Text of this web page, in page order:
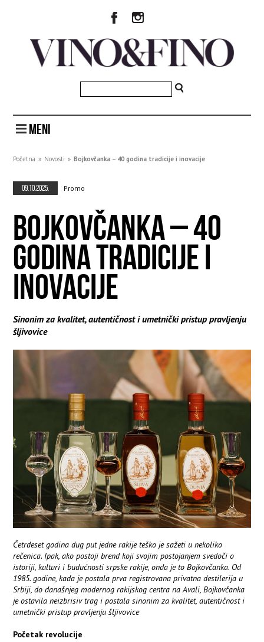
MENI
Početna » Novosti » Bojkovčanka – 40 godina tradicije i inovacije
09.10.2025. Promo
BOJKOVČANKA – 40
GODINA TRADICIJE I
INOVACIJE
Sinonim za kvalitet, autentičnost i umetnički pristup pravljenju
šljivovice
Četrdeset godina dug put jedne rakije teško je sažeti u nekoliko
rečenica. Ipak, ako postoji brend koji svojim postojanjem svedoči o
istoriji, kulturi i budućnosti srpske rakije, onda je to Bojkovčanka. Od
1985. godine, kada je postala prva registrovana privatna destilerija u
Srbiji, do današnjeg modernog rakijskog centra na Avali, Bojkovčanka
je ostavila neizbrisiv trag i postala sinonim za kvalitet, autentičnost i
umetnički pristup pravljenju šljivovice
Početak revolucije